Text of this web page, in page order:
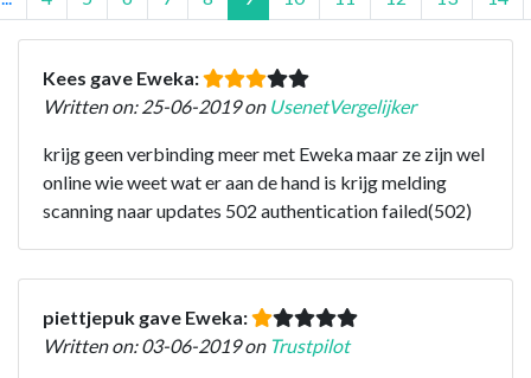
Kees gave Eweka:
Written on: 25-06-2019 on UsenetVergelijker
krijg geen verbinding meer met Eweka maar ze zijn wel
online wie weet wat er aan de hand is krijg melding
scanning naar updates 502 authentication failed(502)
piettjepuk gave Eweka:
Written on: 03-06-2019 on Trustpilot